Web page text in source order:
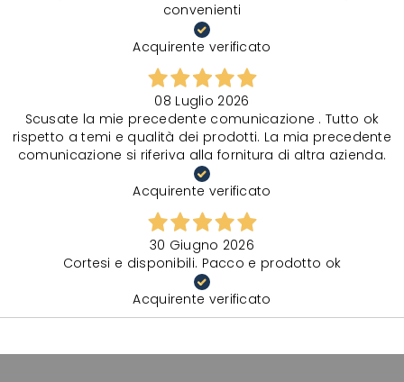
convenienti
Acquirente verificato
08 Luglio 2026
Scusate la mie precedente comunicazione . Tutto ok
rispetto a temi e qualità dei prodotti. La mia precedente
comunicazione si riferiva alla fornitura di altra azienda.
Acquirente verificato
30 Giugno 2026
Cortesi e disponibili. Pacco e prodotto ok
Acquirente verificato